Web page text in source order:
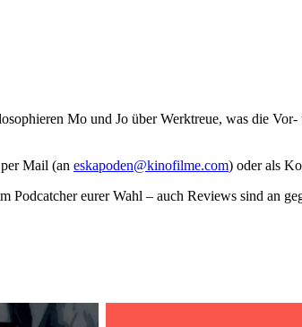
Mo und Jo über Werktreue, was die
Mail (an eskapoden@kinofilme.com) oder als
Podcatcher eurer Wahl – auch Reviews sind an